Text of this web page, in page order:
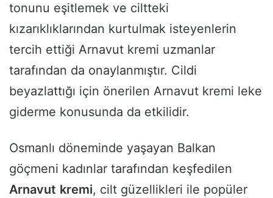
tonunu eşitlemek ve ciltteki
kızarıklıklarından kurtulmak isteyenlerin
tercih ettiği Arnavut kremi uzmanlar
tarafından da onaylanmıştır. Cildi
beyazlattığı için önerilen Arnavut kremi leke
giderme konusunda da etkilidir.
Osmanlı döneminde yaşayan Balkan
göçmeni kadınlar tarafından keşfedilen
Arnavut kremi, cilt güzellikleri ile popüler